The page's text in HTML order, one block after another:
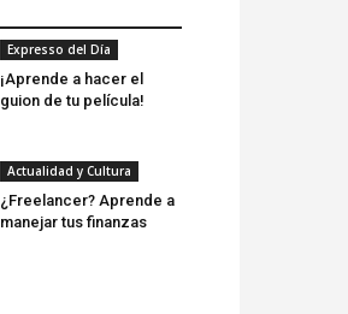
Expresso del Día
¡Aprende a hacer el
guion de tu película!
Actualidad y Cultura
¿Freelancer? Aprende a
manejar tus finanzas